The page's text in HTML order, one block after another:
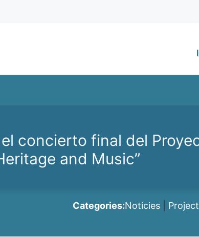
el concierto final del
and Music”
Categories:Notícies